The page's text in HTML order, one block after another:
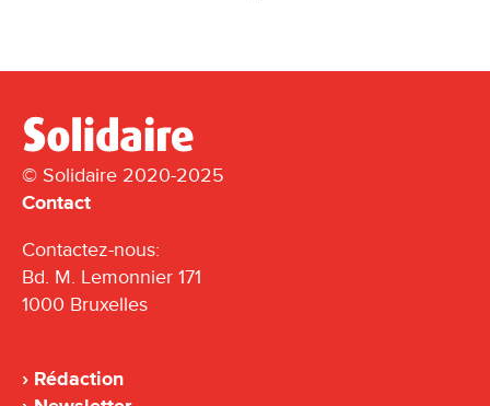
© Solidaire 2020-2025
Contact
Contactez-nous:
Bd. M. Lemonnier 171
1000 Bruxelles
Rédaction